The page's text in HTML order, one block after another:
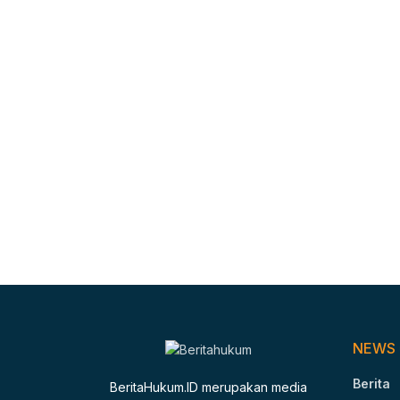
BeritaHukum.ID merupakan media
NEWS
Berita